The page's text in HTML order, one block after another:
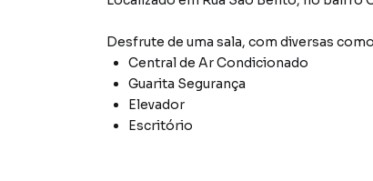
Desfrute de uma sala, com diversas
Central de Ar Condicionado
Guarita Segurança
Elevador
Escritório